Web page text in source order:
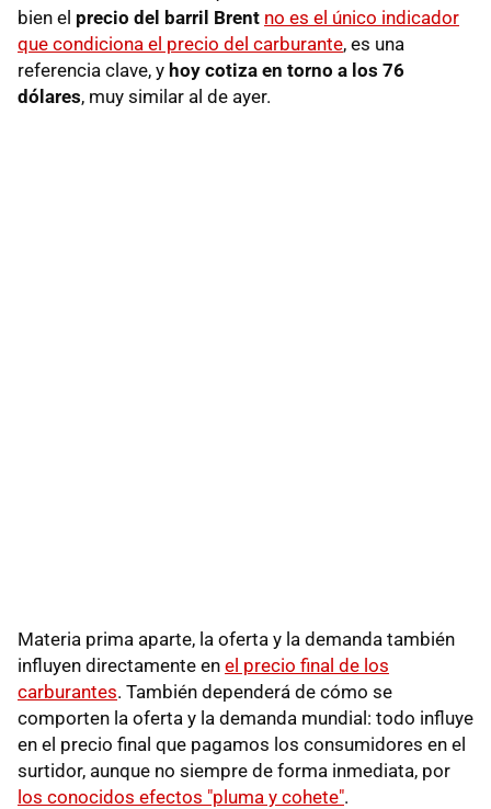
bien el precio del barril Brent no es el único indicador
que condiciona el precio del carburante, es una
referencia clave, y hoy cotiza en torno a los 76
dólares, muy similar al de ayer.
Materia prima aparte, la oferta y la demanda también
influyen directamente en el precio final de los
carburantes. También dependerá de cómo se
comporten la oferta y la demanda mundial: todo influye
en el precio final que pagamos los consumidores en el
surtidor, aunque no siempre de forma inmediata, por
los conocidos efectos "pluma y cohete".